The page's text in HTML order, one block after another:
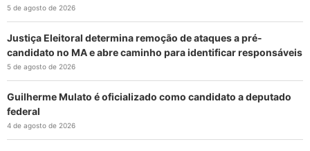
5 de agosto de 2026
Justiça Eleitoral determina remoção de ataques a pré-
candidato no MA e abre caminho para identificar responsáveis
5 de agosto de 2026
Guilherme Mulato é oficializado como candidato a deputado
federal
4 de agosto de 2026